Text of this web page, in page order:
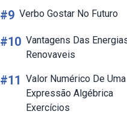
#9 Verbo Gostar No Futuro
#10 Vantagens Das
Renovaveis
#11 Valor Numérico De Uma
Expressão Algébrica
Exercícios